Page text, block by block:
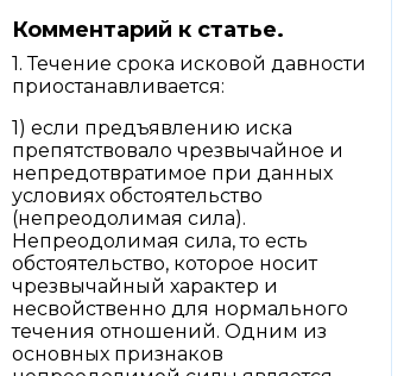
Комментарий к статье.
1. Течение срока исковой давности
приостанавливается:
1) если предъявлению иска
препятствовало чрезвычайное и
непредотвратимое при данных
условиях обстоятельство
(непреодолимая сила).
Непреодолимая сила, то есть
обстоятельство, которое носит
чрезвычайный характер и
несвойственно для нормального
течения отношений. Одним из
основных признаков